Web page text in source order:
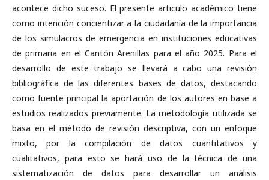
acontece dicho suceso. El presente articulo académico tiene
como intención concientizar a la ciudadanía de la importancia
de los simulacros de emergencia en instituciones educativas
de primaria en el Cantón Arenillas para el año 2025. Para el
desarrollo de este trabajo se llevará a cabo una revisión
bibliográfica de las diferentes bases de datos, destacando
como fuente principal la aportación de los autores en base a
estudios realizados previamente. La metodología utilizada se
basa en el método de revisión descriptiva, con un enfoque
mixto, por la compilación de datos cuantitativos y
cualitativos, para esto se hará uso de la técnica de una
sistematización de datos para desarrollar un análisis